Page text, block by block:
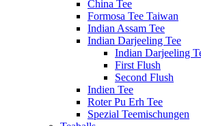
China Tee
Formosa Tee Taiwan
Indian Assam Tee
Indian Darjeeling Tee
Indian Darjeeling
First Flush
Second Flush
Indien Tee
Roter Pu Erh Tee
Spezial Teemischungen